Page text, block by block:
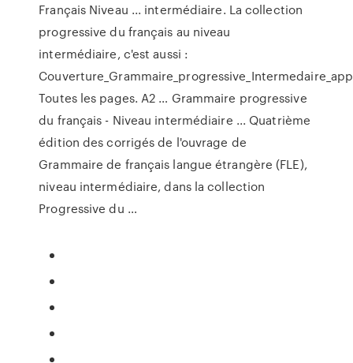
Français Niveau ... intermédiaire. La collection
progressive du français au niveau
intermédiaire, c'est aussi :
Toutes les pages. A2 … Grammaire progressive
du français - Niveau intermédiaire ... Quatrième
édition des corrigés de l'ouvrage de
Grammaire de français langue étrangère (FLE),
niveau intermédiaire, dans la collection
Progressive du …